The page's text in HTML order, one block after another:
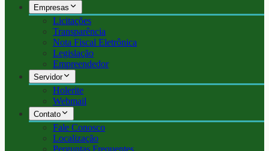
Empresas
Licitações
Transparência
Nota Fiscal Eletrônica
Legislação
Empreendedor
Servidor
Holerite
Webmail
Contato
Fale Conosco
Localização
Perguntas Frequentes